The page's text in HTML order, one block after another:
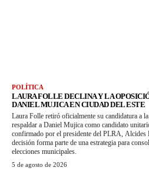
POLÍTICA
LAURA FOLLE DECLINA Y LA
DANIEL MUJICA EN CIUDAD DEL ESTE
Laura Folle retiró oficialmente su candidatura a
respaldar a Daniel Mujica como candidato
confirmado por el presidente del PLRA, Alcides
decisión forma parte de una estrategia para
elecciones municipales.
5 de agosto de 2026